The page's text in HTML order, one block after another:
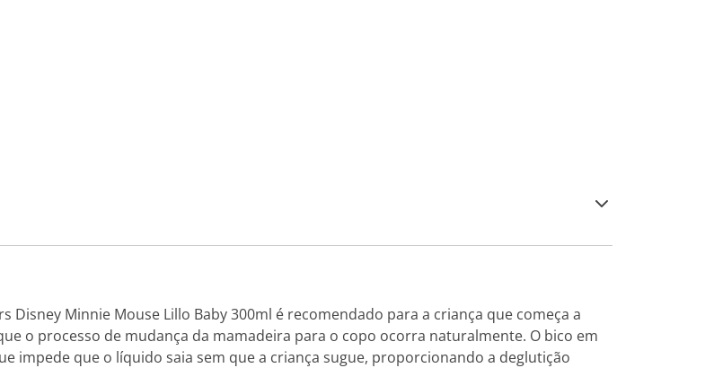
Minnie Mouse Lillo Baby 300ml é recomendado para a criança que começa a
o processo de mudança da mamadeira para o copo ocorra naturalmente. O bico em
impede que o líquido saia sem que a criança sugue, proporcionando a deglutição